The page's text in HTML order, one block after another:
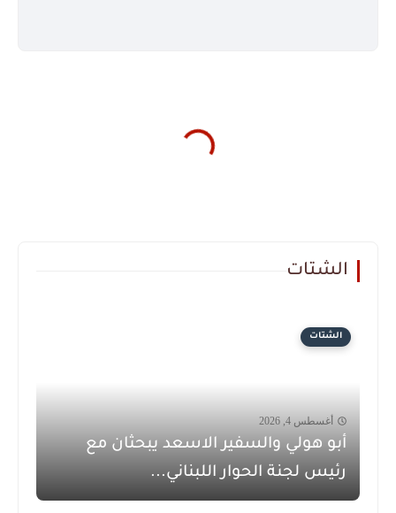
الشتات
الشتات
أغسطس 4, 2026
أبو هولي والسفير الاسعد يبحثان مع
رئيس لجنة الحوار اللبناني...